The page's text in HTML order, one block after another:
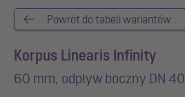
Powrót do tabeli wariantów
Korpus Linearis Infinity
60 mm, odpływ boczny DN 40